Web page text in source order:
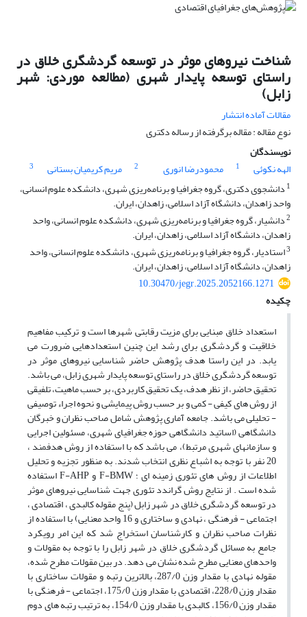
شناخت نیروهای موثر در توسعه گردشگری خلاق در
راستای توسعه پایدار شهری (مطالعه موردی: شهر
زابل)
مقالات آماده انتشار
نوع مقاله : مقاله برگرفته از رساله دکتری
نویسندگان
الهه نکوئی
1 محمودرضا انوری 2 مریم کریمیان بستانی
3
1 دانشجوی دکتری، گروه جغرافیا و برنامه‌ریزی شهری، دانشکده علوم انسانی،
واحد زاهدان، دانشگاه آزاد اسلامی، زاهدان، ایران.
2دانشیار، گروه جغرافیا و برنامه‌ریزی شهری، دانشکده علوم انسانی، واحد
زاهدان، دانشگاه آزاد اسلامی، زاهدان، ایران.
3استادیار، گروه جغرافیا و برنامه‌ریزی شهری، دانشکده علوم انسانی، واحد
زاهدان، دانشگاه آزاد اسلامی، زاهدان، ایران.
10.30470/jegr.2025.2052166.1271
چکیده
استعداد خلاق مبنایی برای مزیت رقابتی شهرها است و ترکیب مفاهیم
خلاقیت و گردشگری برای رشد این چنین استعدادهایی ضرورت می
یابد. در این راستا هدف پژوهش حاضر شناسایی نیروهای موثر در
توسعه گردشگری خلاق در راستای توسعه پایدار شهری زابل، می باشد.
تحقیق حاضر، از نظر هدف، یک تحقیق کاربردی، بر حسب ماهیت، تلفیقی
از روش های کیفی - کمی و بر حسب روش پیمایشی و نحوه اجراء توصیفی
- تحلیلی می باشد. جامعه آماری پژوهش شامل صاحب نظران و خبرگان
دانشگاهی (اساتید دانشگاهی حوزه جغرافیای شهری، مسئولین اجرایی
و سازمان‎های شهری مرتبط)، می باشد که با استفاده از روش هدفمند ،
20 نفر با توجه به اشباع نظری انتخاب شدند. به منظور تجزیه و تحلیل
اطلاعات از روش های تئوری زمینه ای ؛ F-BMW و F-AHP استفاده
شده است . از نتایج روش گراندد تئوری جهت شناسایی نیروهای موثر
در توسعه گردشگری خلاق در شهر زابل (پنج مقوله کالبدی ، اقتصادی ،
اجتماعی - فرهنگی ، نهادی و ساختاری و 16 واحد معنایی) با استفاده از
نظرات صاحب نظران و کارشناسان استخراج شد که این امر رویکرد
جامع به مسائل گردشگری خلاق در شهر زابل را با توجه به مقولات و
واحدهای معنایی مطرح شده نشان می دهد. در بین مقولات مطرح شده،
مقوله نهادی با مقدار وزن 287/0، بالاترین رتبه و مقولات ساختاری با
مقدار وزن 228/0، اقتصادی با مقدار وزن 175/0، اجتماعی - فرهنگی با
مقدار وزن 156/0، کالبدی با مقدار وزن 154/0، به ترتیب رتبه های دوم